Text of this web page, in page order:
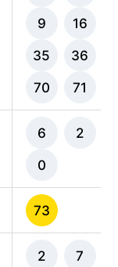
9 16
35 36
70 71
6 2
0
73
2 7